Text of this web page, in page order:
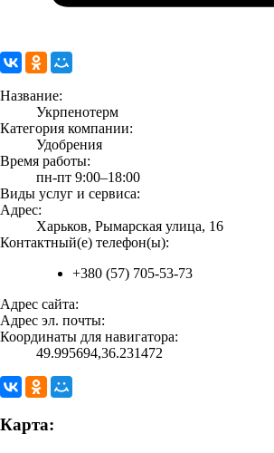
Название:
Укрпенотерм
Категория компании:
Удобрения
Время работы:
пн-пт 9:00–18:00
Виды услуг и сервиса:
Адрес:
Харьков, Рымарская улица, 16
Контактный(е) телефон(ы):
+380 (57) 705-53-73
Адрес сайта:
Адрес эл. почты:
Координаты для навигатора:
49.995694,36.231472
Карта: